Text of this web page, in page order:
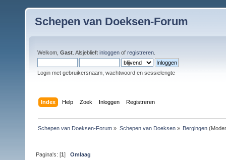
Schepen van Doeksen-Forum
Welkom, Gast . Alsjeblieft inloggen of registreren
Login met gebruikersnaam, wachtwoord en sessielengte
Index Help Zoek Inloggen Registreren
Schepen van Doeksen-Forum » Schepen van Doeksen» Bergingen
Pagina's: [1]Omlaag